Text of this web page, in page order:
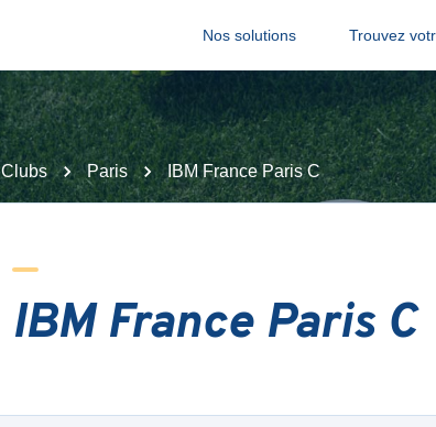
Nos solutions Trouvez
Clubs Paris IBM France Paris C
IBM France Paris C